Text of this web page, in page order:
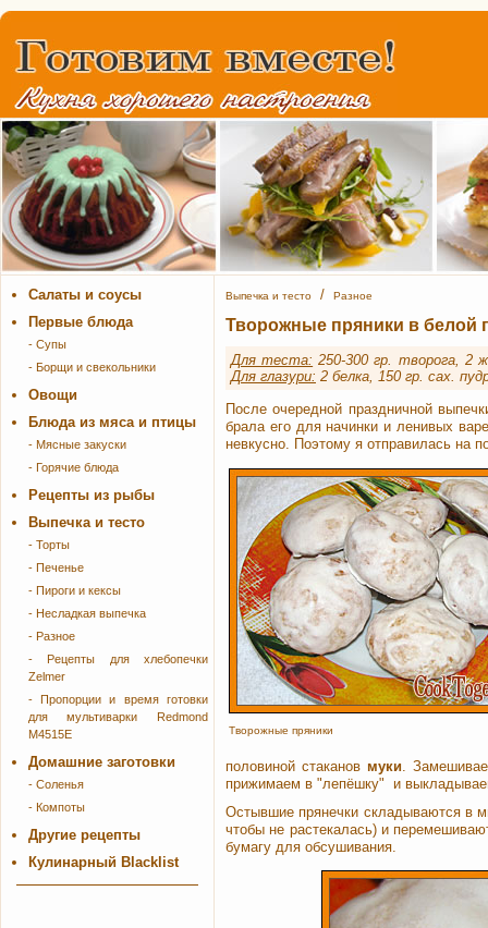
Салаты и соусы
Первые блюда
- Супы
- Борщи и свекольники
Овощи
Блюда из мяса и птицы
- Мясные закуски
- Горячие блюда
Рецепты из рыбы
Выпечка и тесто
- Торты
- Печенье
- Пироги и кексы
- Несладкая выпечка
- Разное
- Рецепты для хлебопечки
Zelmer
- Пропорции и время готовки
для мультиварки Redmond
M4515E
Домашние заготовки
- Соленья
- Компоты
Другие рецепты
Кулинарный Blacklist
Выпечка и тесто / Разное
Творожные пряники в белой
Для теста: 250-300 гр. творога, 2
Для глазури: 2 белка, 150 гр. сах.
После очередной праздничной
брала его для начинки и ленивых
невкусно. Поэтому я отправилась на
Творожные пряники
половиной стакановмуки.
прижимаем в "лепёшку" и
Остывшие прянечки складываются в
чтобы не растекалась) и
бумагу для обсушивания.